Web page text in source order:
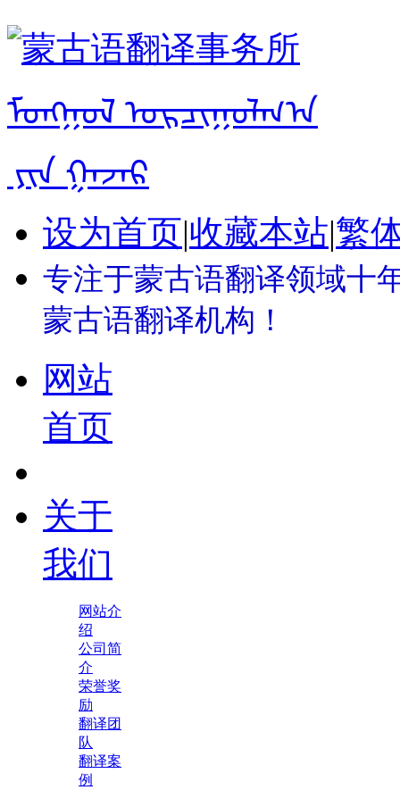
设为首页|收藏本站|繁
专注于蒙古语翻译领域十
蒙古语翻译机构！
网站
首页
关于
我们
网站介
绍
公司简
介
荣誉奖
励
翻译团
队
翻译案
例